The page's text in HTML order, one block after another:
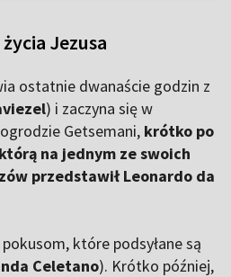
Jezusa
ostatnie dwanaście godzin z
) i zaczyna się w
Getsemani, krótko po
na jednym ze swoich
przedstawił Leonardo da
które podsyłane są
Celetano). Krótko później,